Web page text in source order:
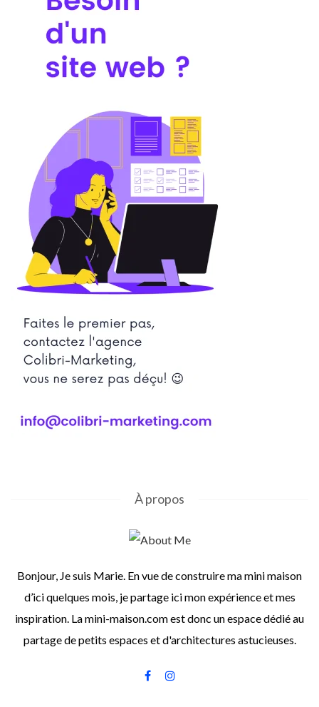
À propos
Bonjour, Je suis Marie. En vue de construire ma mini maison
d’ici quelques mois, je partage ici mon expérience et mes
inspiration. La mini-maison.com est donc un espace dédié au
partage de petits espaces et d'architectures astucieuses.